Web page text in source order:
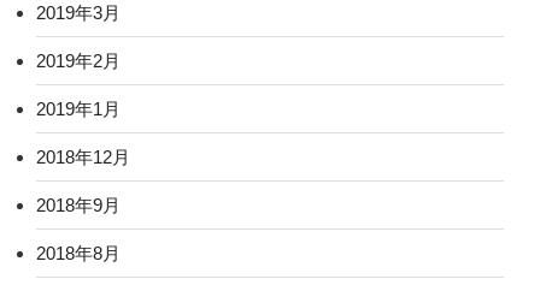
2019年3月
2019年2月
2019年1月
2018年12月
2018年9月
2018年8月